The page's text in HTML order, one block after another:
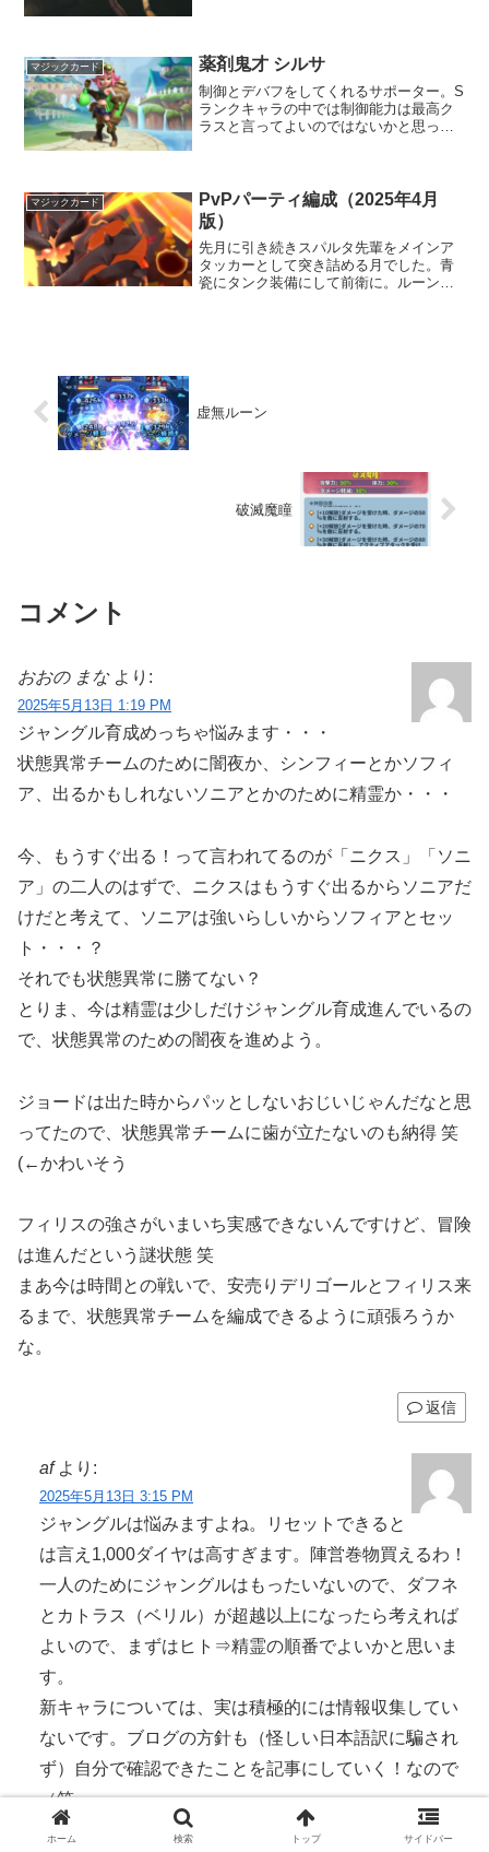
出る、これから来るソニアと...
マジックカード 薬剤鬼才 シルサ
制御とデバフをしてくれるサポーター。S
ランクキャラの中では制御能力は最高ク
ラスと言ってよいのではないかと思って
目から後衛を含む全...
マジックカード
PvPパーティ編成（2025年4月
版）
先月に引き続きスパルタ先輩をメインア
タッカーとして突き詰める月でした。青
瓷にタンク装備にして前衛に。ルーンや
虚無ルーン
破滅魔瞳
コメント
おおの まな より:
2025年5月13日 1:19 PM
ジャングル育成めっちゃ悩みます・・・
状態異常チームのために闇夜か、シンフィーとかソフィ
ア、出るかもしれないソニアとかのために精霊か・・・
今、もうすぐ出る！って言われてるのが「ニクス」「ソニ
ア」の二人のはずで、ニクスはもうすぐ出るからソニアだ
けだと考えて、ソニアは強いらしいからソフィアとセッ
ト・・・？
それでも状態異常に勝てない？
とりま、今は精霊は少しだけジャングル育成進んでいるの
で、状態異常のための闇夜を進めよう。
ジョードは出た時からパッとしないおじいじゃんだなと思
ってたので、状態異常チームに歯が立たないのも納得 笑
(←かわいそう
フィリスの強さがいまいち実感できないんですけど、冒険
は進んだという謎状態 笑
まあ今は時間との戦いで、安売りデリゴールとフィリス来
るまで、状態異常チームを編成できるように頑張ろうか
な。
返信
af より:
2025年5月13日 3:15 PM
ジャングルは悩みますよね。リセットできると
は言え1,000ダイヤは高すぎます。陣営巻物買えるわ！
一人のためにジャングルはもったいないので、ダフネ
とカトラス（ベリル）が超越以上になったら考えれば
よいので、まずはヒト⇒精霊の順番でよいかと思いま
す。
新キャラについては、実は積極的には情報収集してい
ないです。ブログの方針も（怪しい日本語訳に騙され
ず）自分で確認できたことを記事にしていく！なので
（笑
それでもソフィアの妹ちゃん、とか神話とか青瓷復権
ホーム 検索 トップ サイドバー